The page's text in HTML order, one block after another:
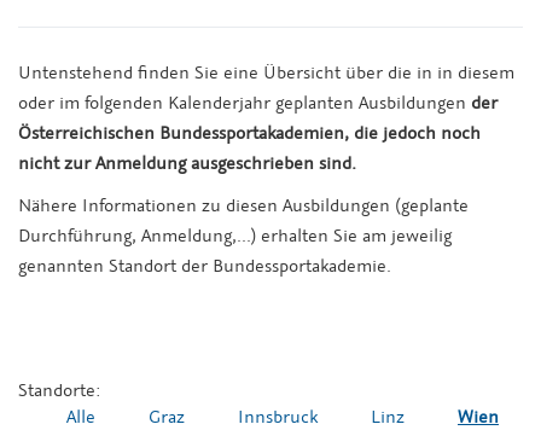
Untenstehend finden Sie eine Übersicht über die in in diesem
oder im folgenden Kalenderjahr geplanten Ausbildungen der
Österreichischen Bundessportakademien, die jedoch noch
nicht zur Anmeldung ausgeschrieben sind.
Nähere Informationen zu diesen Ausbildungen (geplante
Durchführung, Anmeldung,...) erhalten Sie am jeweilig
genannten Standort der Bundessportakademie.
Standorte:
Alle
Graz Innsbruck Linz Wien